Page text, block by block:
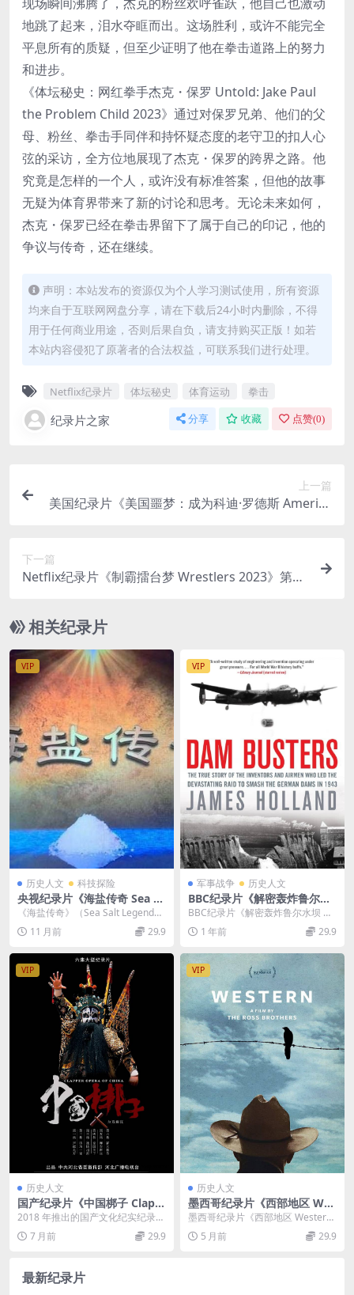
地跳了起来，泪水夺眶而出。这场胜利，或许不能完全
平息所有的质疑，但至少证明了他在拳击道路上的努力
和进步。
《体坛秘史：网红拳手杰克・保罗 Untold: Jake Paul
the Problem Child 2023》通过对保罗兄弟、他们的父
母、粉丝、拳击手同伴和持怀疑态度的老守卫的扣人心
弦的采访，全方位地展现了杰克・保罗的跨界之路。他
究竟是怎样的一个人，或许没有标准答案，但他的故事
无疑为体育界带来了新的讨论和思考。无论未来如何，
杰克・保罗已经在拳击界留下了属于自己的印记，他的
争议与传奇，还在继续。
声明：本站发布的资源仅为个人学习测试使用，所有资源
均来自于互联网网盘分享，请在下载后24小时内删除，不得
用于任何商业用途，否则后果自负，请支持购买正版！如若
本站内容侵犯了原著者的合法权益，可联系我们进行处理。
Netflix纪录片 体坛秘史 体育运动 拳击
纪录片之家 分享 收藏 点赞(0)
上一篇
美国纪录片《美国噩梦：成为科迪·罗德斯 America
跤
下一篇
Netflix纪录片《制霸擂台梦 Wrestlers 2023》第一
20.9G 摔跤手的挑战
相关纪录片
VIP
历史人文 科技探险
央视纪录片《海盐传奇 Sea Sa
lt Legend》全5集 汉语中字 1
080P高清 海盐纪录片下载
《海盐传奇》（Sea Salt Legend）
是央视推出的一部5集纪录片，首次
以...11 月前 29.9
VIP
军事战争 历史人文
BBC纪录片《解密轰炸鲁尔水
坝 Dambusters Declassified
2010》英语中英双字 720P/M
KV/666M 二战炸弹技术
BBC纪录片《解密轰炸鲁尔水坝 Da
mbusters Declassified ...
1 年前 29.9
VIP
历史人文
国产纪录片《中国梆子 Clapp
er Opera Of China 2018》全
6集 国语中字 1080P/MP4/4.
92G 梆子声腔艺术
2018 年推出的国产文化纪实纪录片
《中国梆子》（Clapper Opera O...
7 月前 29.9
VIP
历史人文
墨西哥纪录片《西部地区 Wes
tern 2015》英语中英双字 官
方纯净版 1080P/MKV/3.68G
牛仔和执法者
墨西哥纪录片《西部地区 Western
2015》：边境城镇的生活与挑战 2
01...5 月前 29.9
最新纪录片